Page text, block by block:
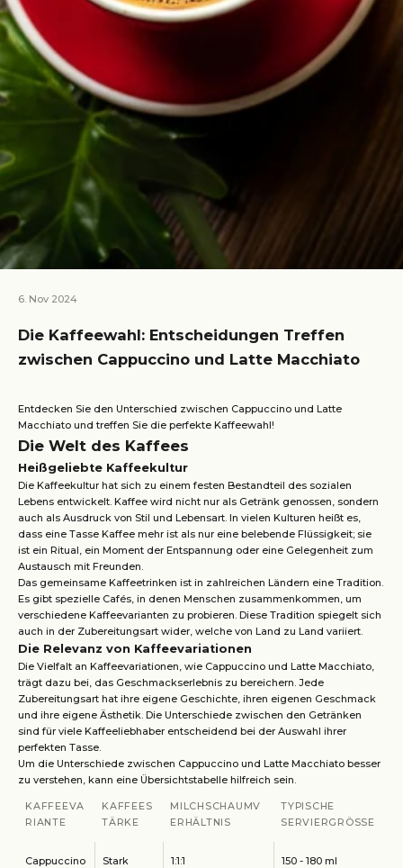
6. Nov 2024
Die Kaffeewahl: Entscheidungen Treffen
zwischen Cappuccino und Latte Macchiato
Entdecken Sie den Unterschied zwischen Cappuccino und Latte
Macchiato und treffen Sie die perfekte Kaffeewahl!
Die Welt des Kaffees
Heißgeliebte Kaffeekultur
Die Kaffeekultur hat sich zu einem festen Bestandteil des sozialen
Lebens entwickelt. Kaffee wird nicht nur als Getränk genossen, sondern
auch als Ausdruck von Stil und Lebensart. In vielen Kulturen heißt es,
dass eine Tasse Kaffee mehr ist als nur eine belebende Flüssigkeit; sie
ist ein Ritual, ein Moment der Entspannung oder eine Gelegenheit zum
Austausch mit Freunden.
Das gemeinsame Kaffeetrinken ist in zahlreichen Ländern eine Tradition.
Es gibt spezielle Cafés, in denen Menschen zusammenkommen, um
verschiedene Kaffeevarianten zu probieren. Diese Tradition spiegelt sich
auch in der Zubereitungsart wider, welche von Land zu Land variiert.
Die Relevanz von Kaffeevariationen
Die Vielfalt an Kaffeevariationen, wie Cappuccino und Latte Macchiato,
trägt dazu bei, das Geschmackserlebnis zu bereichern. Jede
Zubereitungsart hat ihre eigene Geschichte, ihren eigenen Geschmack
und ihre eigene Ästhetik. Die Unterschiede zwischen den Getränken
sind für viele Kaffeeliebhaber entscheidend bei der Auswahl ihrer
perfekten Tasse.
Um die Unterschiede zwischen Cappuccino und Latte Macchiato besser
zu verstehen, kann eine Übersichtstabelle hilfreich sein.
KAFFEEVA
RIANTE
KAFFEES
TÄRKE
MILCHSCHAUMV
ERHÄLTNIS
TYPISCHE
SERVIERGRÖSSE
Cappuccino Stark 1:1:1 150 - 180 ml